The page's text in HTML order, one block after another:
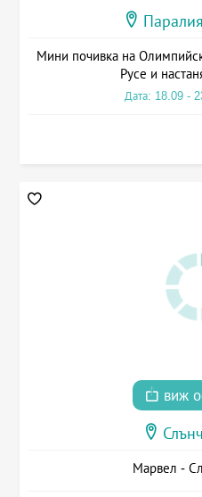
Мини почивка на
Русе и
Дата: 18.09 -
виж
Марвел -